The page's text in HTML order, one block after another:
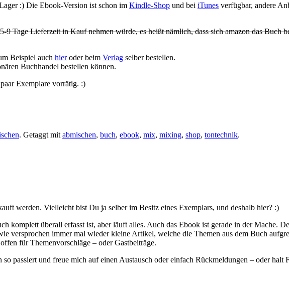
:) Die Ebook-Version ist schon im Kindle-Shop und bei iTunes verfügbar, andere
9 Tage Lieferzeit in Kauf nehmen würde, es heißt nämlich, dass sich amazon das
Beispiel auch hieroder beim Verlag selber bestellen.
Buchhandel bestellen können.
Exemplare vorrätig. :)
. Getaggt mit abmischen, buch, ebook, mix, mixing, shop, tontechnik.
werden. Vielleicht bist Du ja selber im Besitz eines Exemplars, und deshalb hier? :)
komplett überall erfasst ist, aber läuft alles. Auch das Ebook ist gerade in der Mache.
versprochen immer mal wieder kleine Artikel, welche die Themen aus dem Buch
für Themenvorschläge – oder Gastbeiträge.
passiert und freue mich auf einen Austausch oder einfach Rückmeldungen – oder halt